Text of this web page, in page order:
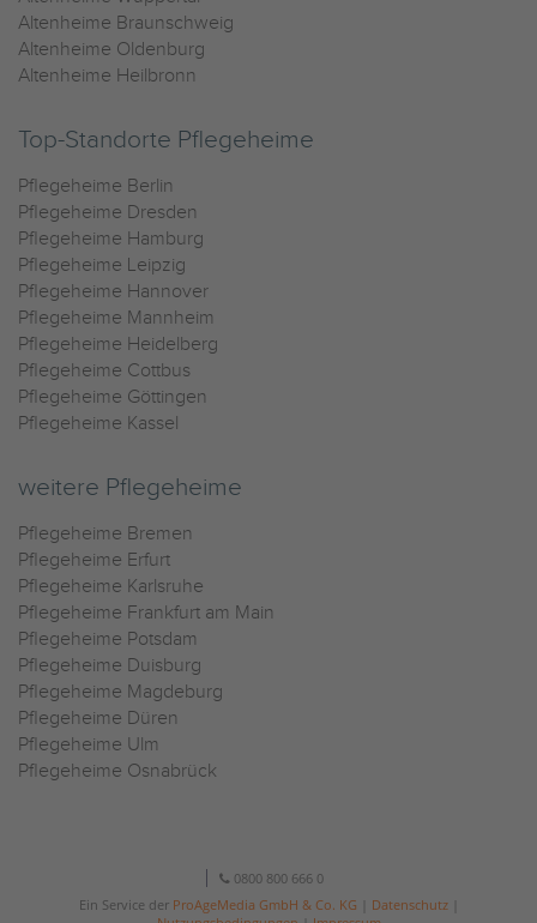
Altenheime Braunschweig
Altenheime Oldenburg
Altenheime Heilbronn
Top-Standorte Pflegeheime
Pflegeheime Berlin
Pflegeheime Dresden
Pflegeheime Hamburg
Pflegeheime Leipzig
Pflegeheime Hannover
Pflegeheime Mannheim
Pflegeheime Heidelberg
Pflegeheime Cottbus
Pflegeheime Göttingen
Pflegeheime Kassel
weitere Pflegeheime
Pflegeheime Bremen
Pflegeheime Erfurt
Pflegeheime Karlsruhe
Pflegeheime Frankfurt am Main
Pflegeheime Potsdam
Pflegeheime Duisburg
Pflegeheime Magdeburg
Pflegeheime Düren
Pflegeheime Ulm
Pflegeheime Osnabrück
0800 800 666 0
Ein Service der ProAgeMedia GmbH & Co. KG Datenschutz|